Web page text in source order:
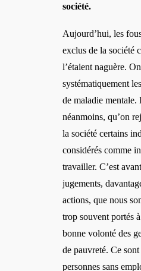
société.
Aujourd’hui, les
exclus de la société
l’étaient naguère.
systématiquement
de maladie mentale.
néanmoins, qu’on
la société certains
considérés comme
travailler. C’est
jugements,
actions, que nous
trop souvent portés
bonne volonté des
de pauvreté. Ce
personnes sans